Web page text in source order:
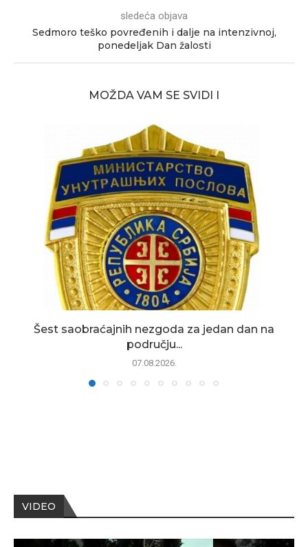
sledeća objava
Sedmoro teško povređenih i dalje na intenzivnoj,
ponedeljak Dan žalosti
MOŽDA VAM SE SVIDI I
Šest saobraćajnih nezgoda za jedan dan na
području...
07.08.2026.
VIDEO